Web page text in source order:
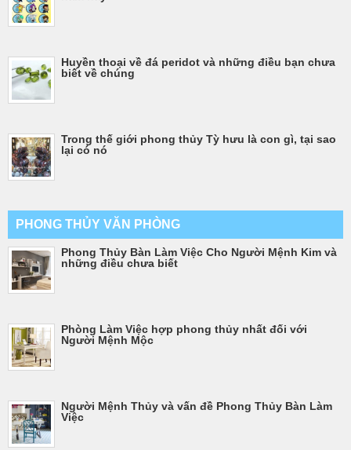
Huyền thoại về đá peridot và những điều bạn chưa
biết về chúng
Trong thế giới phong thủy Tỳ hưu là con gì, tại sao
lại có nó
PHONG THỦY VĂN PHÒNG
Phong Thủy Bàn Làm Việc Cho Người Mệnh Kim và
những điều chưa biết
Phòng Làm Việc hợp phong thủy nhất đối với
Người Mệnh Mộc
Người Mệnh Thủy và vấn đề Phong Thủy Bàn Làm
Việc